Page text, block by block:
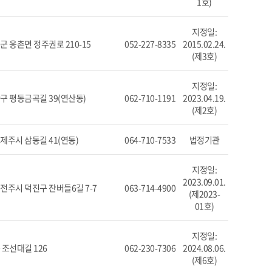
웅촌면 정주권로 210-15 052-227-8335
지정일:
2015.02.24.
(제3호)
평동금곡길 39(연산동) 062-710-1191
지정일:
2023.04.19.
(제2호)
주시 삼동길 41(연동) 064-710-7533 법정기관
주시 덕진구 잔버들6길 7-7 063-714-4900
지정일:
2023.09.01.
(제2023-
01호)
선대길 126 062-230-7306
지정일:
2024.08.06.
(제6호)